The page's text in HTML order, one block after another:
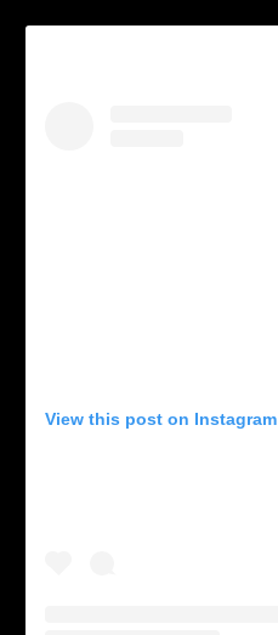
View this post on Instagram